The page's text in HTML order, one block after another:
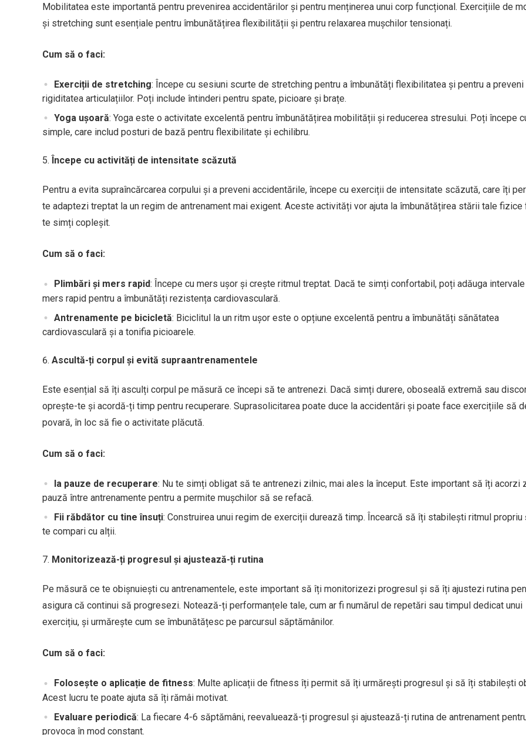
Mobilitatea este importantă pentru prevenirea accidentărilor și pentru menținerea unui corp funcțional. Exercițiile de
și stretching sunt esențiale pentru îmbunătățirea flexibilității și pentru relaxarea mușchilor tensionați.
Cum să o faci:
Exerciții de stretching: Începe cu sesiuni scurte de stretching pentru a îmbunătăți flexibilitatea și pentru a preveni
rigiditatea articulațiilor. Poți include întinderi pentru spate, picioare și brațe.
Yoga ușoară: Yoga este o activitate excelentă pentru îmbunătățirea mobilității și reducerea stresului. Poți începe
simple, care includ posturi de bază pentru flexibilitate și echilibru.
Începe cu activități de intensitate scăzută
Pentru a evita supraîncărcarea corpului și a preveni accidentările, începe cu exerciții de intensitate scăzută, care îți
te adaptezi treptat la un regim de antrenament mai exigent. Aceste activități vor ajuta la îmbunătățirea stării tale fizice
te simți copleșit.
Cum să o faci:
Plimbări și mers rapid: Începe cu mers ușor și crește ritmul treptat. Dacă te simți confortabil, poți adăuga
mers rapid pentru a îmbunătăți rezistența cardiovasculară.
Antrenamente pe bicicletă: Biciclitul la un ritm ușor este o opțiune excelentă pentru a îmbunătăți sănătatea
cardiovasculară și a tonifia picioarele.
Ascultă-ți corpul și evită supraantrenamentele
Este esențial să îți asculți corpul pe măsură ce începi să te antrenezi. Dacă simți durere, oboseală extremă sau
oprește-te și acordă-ți timp pentru recuperare. Suprasolicitarea poate duce la accidentări și poate face exercițiile să
povară, în loc să fie o activitate plăcută.
Cum să o faci:
Ia pauze de recuperare: Nu te simți obligat să te antrenezi zilnic, mai ales la început. Este important să îți acorzi
pauză între antrenamente pentru a permite mușchilor să se refacă.
Fii răbdător cu tine însuți: Construirea unui regim de exerciții durează timp. Încearcă să îți stabilești ritmul propriu
te compari cu alții.
Monitorizează-ți progresul și ajustează-ți rutina
Pe măsură ce te obișnuiești cu antrenamentele, este important să îți monitorizezi progresul și să îți ajustezi rutina
asigura că continui să progresezi. Notează-ți performanțele tale, cum ar fi numărul de repetări sau timpul dedicat unui
exercițiu, și urmărește cum se îmbunătățesc pe parcursul săptămânilor.
Cum să o faci:
Folosește o aplicație de fitness: Multe aplicații de fitness îți permit să îți urmărești progresul și să îți stabilești
Acest lucru te poate ajuta să îți rămâi motivat.
Evaluare periodică: La fiecare 4-6 săptămâni, reevaluează-ți progresul și ajustează-ți rutina de antrenament
provoca în mod constant.